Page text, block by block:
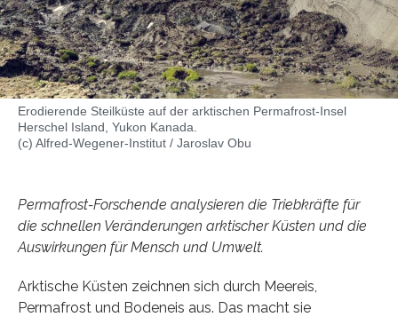
Erodierende Steilküste auf der arktischen Permafrost-Insel
Herschel Island, Yukon Kanada.
(c) Alfred-Wegener-Institut / Jaroslav Obu
Permafrost-Forschende analysieren die Triebkräfte für
die schnellen Veränderungen arktischer Küsten und die
Auswirkungen für Mensch und Umwelt.
Arktische Küsten zeichnen sich durch Meereis,
Permafrost und Bodeneis aus. Das macht sie